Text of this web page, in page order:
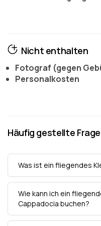
Nicht enthalten
Fotograf (gegen
Personalkosten
Häufig gestellte
Was ist ein fliegendes
Wie kann ich ein
Cappadocia buchen?